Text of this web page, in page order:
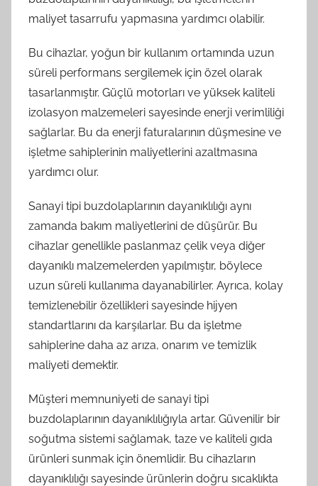
maliyet tasarrufu yapmasına yardımcı olabilir.
Bu cihazlar, yoğun bir kullanım ortamında uzun
süreli performans sergilemek için özel olarak
tasarlanmıştır. Güçlü motorları ve yüksek kaliteli
izolasyon malzemeleri sayesinde enerji verimliliği
sağlarlar. Bu da enerji faturalarının düşmesine ve
işletme sahiplerinin maliyetlerini azaltmasına
yardımcı olur.
Sanayi tipi buzdolaplarının dayanıklılığı aynı
zamanda bakım maliyetlerini de düşürür. Bu
cihazlar genellikle paslanmaz çelik veya diğer
dayanıklı malzemelerden yapılmıştır, böylece
uzun süreli kullanıma dayanabilirler. Ayrıca, kolay
temizlenebilir özellikleri sayesinde hijyen
standartlarını da karşılarlar. Bu da işletme
sahiplerine daha az arıza, onarım ve temizlik
maliyeti demektir.
Müşteri memnuniyeti de sanayi tipi
buzdolaplarının dayanıklılığıyla artar. Güvenilir bir
soğutma sistemi sağlamak, taze ve kaliteli gıda
ürünleri sunmak için önemlidir. Bu cihazların
dayanıklılığı sayesinde ürünlerin doğru sıcaklıkta